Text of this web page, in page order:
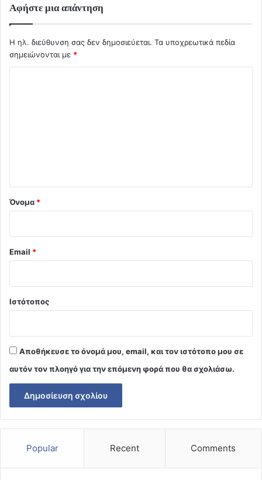
Αφήστε μια απάντηση
Η ηλ. διεύθυνση σας δεν δημοσιεύεται. Τα υποχρεωτικά πεδία
σημειώνονται με *
Όνομα *
Email *
Ιστότοπος
Αποθήκευσε το όνομά μου, email, και τον ιστότοπο μου σε
αυτόν τον πλοηγό για την επόμενη φορά που θα σχολιάσω.
Popular Recent Comments